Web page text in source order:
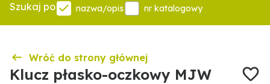
Szukaj po nazwa/opis nr katalogowy
Wróć do strony głównej
Klucz płasko-oczkowy MJW